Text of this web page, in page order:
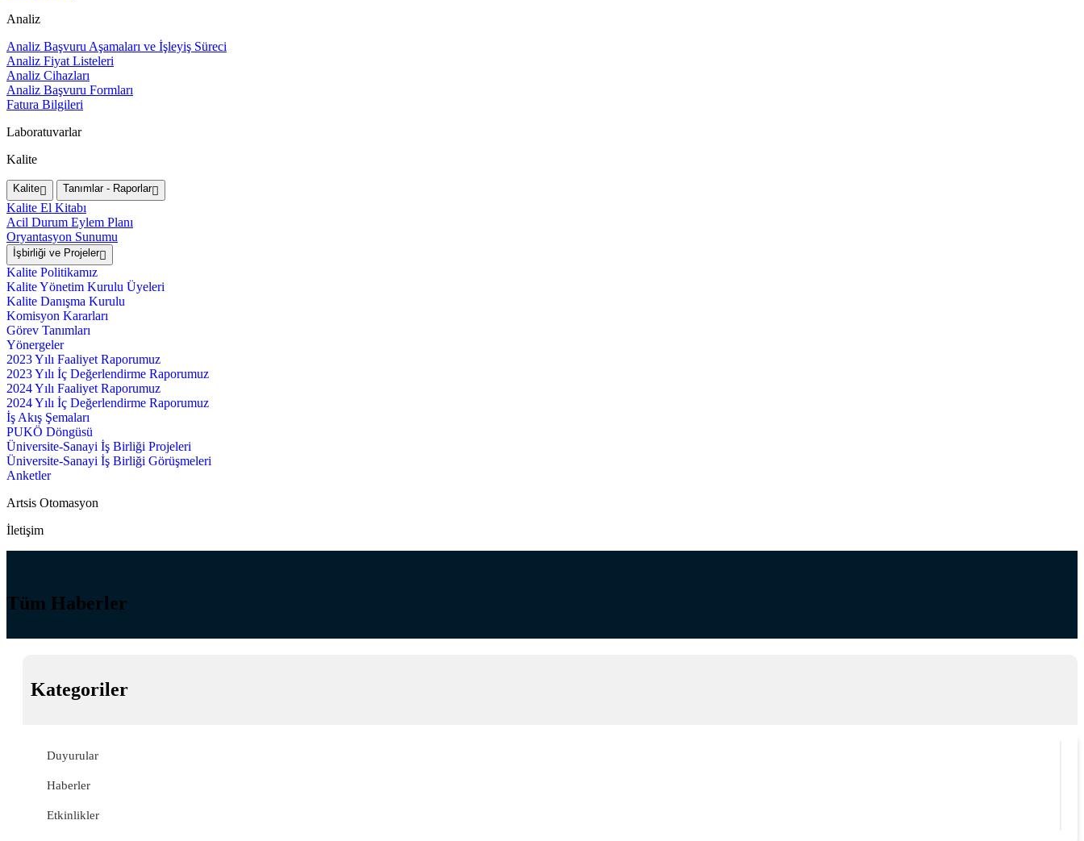
Analiz
Analiz Başvuru Aşamaları ve İşleyiş Süreci
Analiz Fiyat Listeleri
Analiz Cihazları
Analiz Başvuru Formları
Fatura Bilgileri
Laboratuvarlar
Kalite
Kalite Tanımlar - Raporlar
Kalite El Kitabı
Acil Durum Eylem Planı
Oryantasyon Sunumu
İşbirliği ve Projeler
Kalite Politikamız
Kalite Yönetim Kurulu Üyeleri
Kalite Danışma Kurulu
Komisyon Kararları
Görev Tanımları
Yönergeler
2023 Yılı Faaliyet Raporumuz
2023 Yılı İç Değerlendirme Raporumuz
2024 Yılı Faaliyet Raporumuz
2024 Yılı İç Değerlendirme Raporumuz
İş Akış Şemaları
PUKÖ Döngüsü
Üniversite-Sanayi İş Birliği Projeleri
Üniversite-Sanayi İş Birliği Görüşmeleri
Anketler
Artsis Otomasyon
İletişim
Tüm Haberler
Kategoriler
Duyurular
Haberler
Etkinlikler